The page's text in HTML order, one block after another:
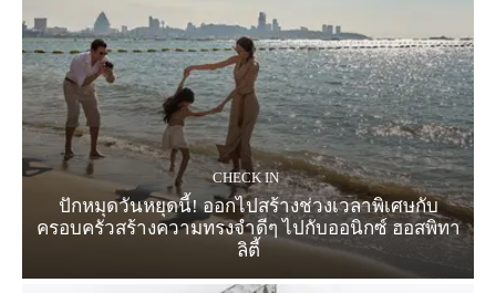
CHECK IN
ปักหมุดวันหยุดนี้! ออกไปสร้างช่วงเวลาพิเศษกับ
ครอบครัวสร้างความทรงจำดีๆ ไปกับออนิกซ์ ฮอสพิทา
ลิตี้